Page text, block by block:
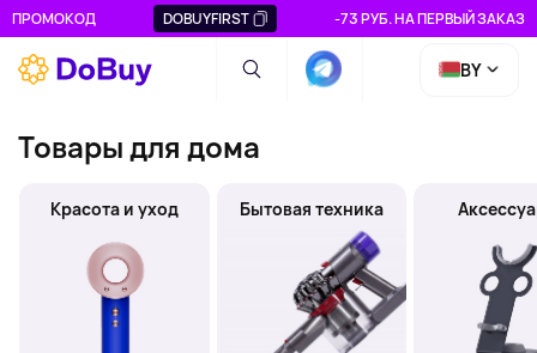
ПРОМОКОД DOBUYFIRST -73 РУБ. НА ПЕРВЫЙ ЗАКАЗ
BY
Товары для дома
Красота и уход Бытовая техника